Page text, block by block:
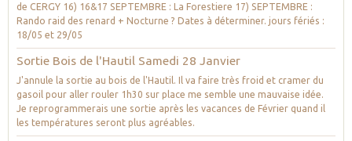
de CERGY 16) 16&17 SEPTEMBRE : La Forestiere 17) SEPTEMBRE :
Rando raid des renard + Nocturne ? Dates à déterminer. jours fériés :
18/05 et 29/05
Sortie Bois de l'Hautil Samedi 28 Janvier
J'annule la sortie au bois de l'Hautil. Il va faire très froid et cramer du
gasoil pour aller rouler 1h30 sur place me semble une mauvaise idée.
Je reprogrammerais une sortie après les vacances de Février quand il
les températures seront plus agréables.